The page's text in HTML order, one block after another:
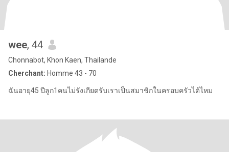
wee, 44
Chonnabot, Khon Kaen, Thailande
Cherchant: Homme 43 - 70
ฉันอายุ45 ปีลูก1คนไม่รังเกียดรับเราเป็นสมาชิกในครอบครัวได้ไหม